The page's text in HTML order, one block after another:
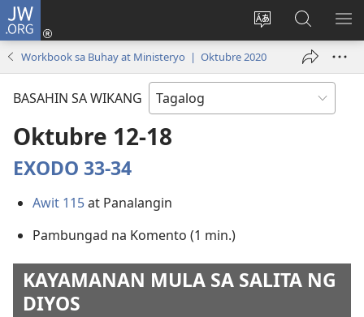
JW.ORG
Baguhin
ang
ng
Mag-
log
bubukas
sa
JW.ORG
Workbook sa Buhay at Ministeryo | Oktubre 2020
BASAHIN SA WIKANG
Oktubre 12-18
EXODO 33-34
Awit 115at Panalangin
Pambungad na Komento (1 min.)
KAYAMANAN MULA SA SALITA NG
DIYOS